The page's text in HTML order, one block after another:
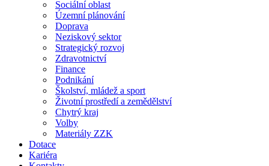
Sociální oblast
Územní plánování
Doprava
Neziskový sektor
Strategický rozvoj
Zdravotnictví
Finance
Podnikání
Školství, mládež a sport
Životní prostředí a zemědělství
Chytrý kraj
Volby
Materiály ZZK
Dotace
Kariéra